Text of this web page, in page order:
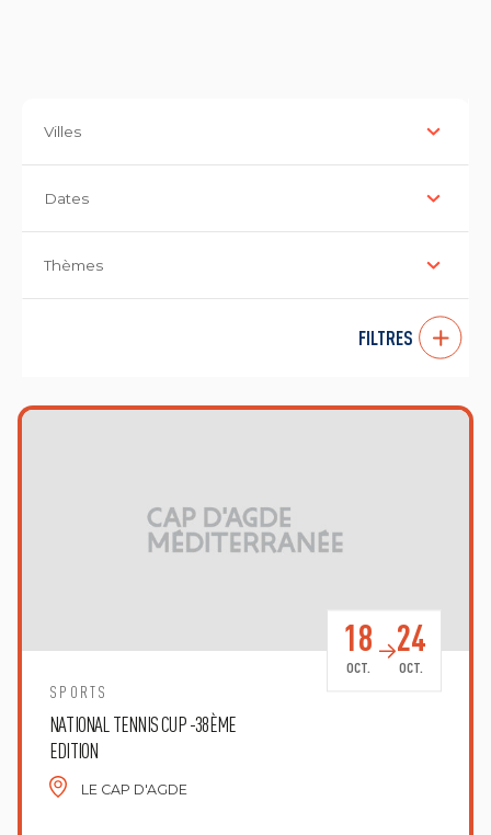
Villes
Dates
Thèmes
FILTRES
SPORTS
NATIONAL TENNIS CUP -38ÈME
EDITION
LE CAP D'AGDE
18
OCT.
24
OCT.